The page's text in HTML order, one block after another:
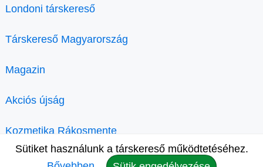
Londoni társkereső
Társkereső Magyarország
Magazin
Akciós újság
Kozmetika Rákosmente
Sütiket használunk a társkereső működtetéséhez.